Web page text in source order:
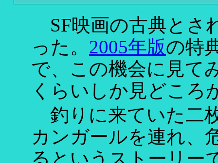
SF映画の古典とさ
った。 2005年版の特
で、この機会に見て
くらいしか見どころ
釣りに来ていた二
カンガールを連れ、
るというストーリー